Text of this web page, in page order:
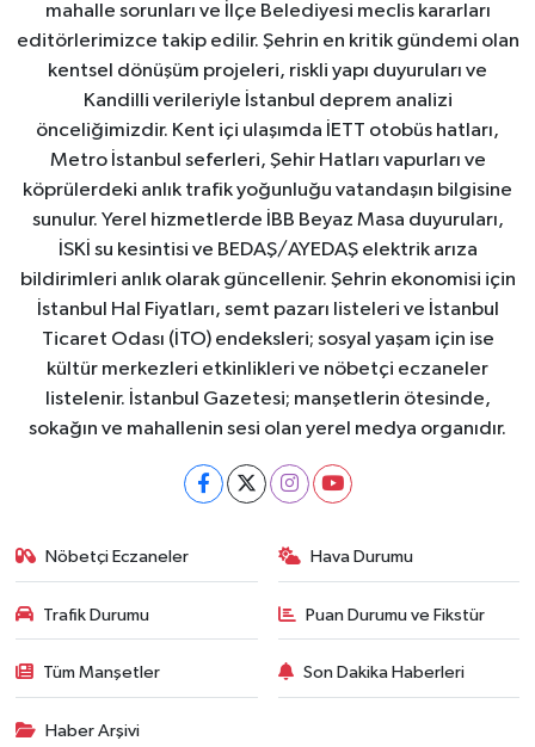
mahalle sorunları ve İlçe Belediyesi meclis kararları
editörlerimizce takip edilir. Şehrin en kritik gündemi olan
kentsel dönüşüm projeleri, riskli yapı duyuruları ve
Kandilli verileriyle İstanbul deprem analizi
önceliğimizdir. Kent içi ulaşımda İETT otobüs hatları,
Metro İstanbul seferleri, Şehir Hatları vapurları ve
köprülerdeki anlık trafik yoğunluğu vatandaşın bilgisine
sunulur. Yerel hizmetlerde İBB Beyaz Masa duyuruları,
İSKİ su kesintisi ve BEDAŞ/AYEDAŞ elektrik arıza
bildirimleri anlık olarak güncellenir. Şehrin ekonomisi için
İstanbul Hal Fiyatları, semt pazarı listeleri ve İstanbul
Ticaret Odası (İTO) endeksleri; sosyal yaşam için ise
kültür merkezleri etkinlikleri ve nöbetçi eczaneler
listelenir. İstanbul Gazetesi; manşetlerin ötesinde,
sokağın ve mahallenin sesi olan yerel medya organıdır.
Nöbetçi Eczaneler Hava Durumu
Trafik Durumu Puan Durumu ve Fikstür
Tüm Manşetler Son Dakika Haberleri
Haber Arşivi